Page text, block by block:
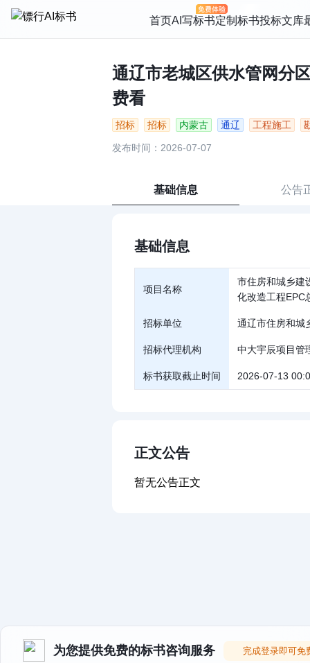
首页AI写标书定制标书投标文库
通辽市老城区供水管网分
费看
招标 招标 内蒙古 通辽 工程施工
发布时间：2026-07-07
基础信息 公告
基础信息
项目名称
市住房和城乡建
化改造工程EPC
招标单位 通辽市住房和城
招标代理机构 中大宇辰项目管
标书获取截止时间 2026-07-13
正文公告
暂无公告正文
为您提供免费的标书咨询服务 完成登录即可免